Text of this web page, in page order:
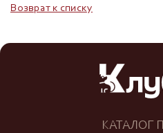
Возврат к списку
КАТАЛОГ